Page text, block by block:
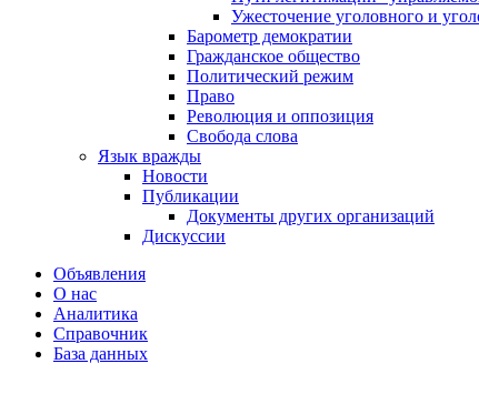
Ужесточение уголовного и
Барометр демократии
Гражданское общество
Политический режим
Право
Революция и оппозиция
Свобода слова
Язык вражды
Новости
Публикации
Документы других организаций
Дискуссии
Объявления
О нас
Аналитика
Справочник
База данных